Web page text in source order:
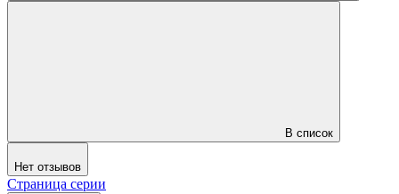
В список
Нет отзывов
Страница серии